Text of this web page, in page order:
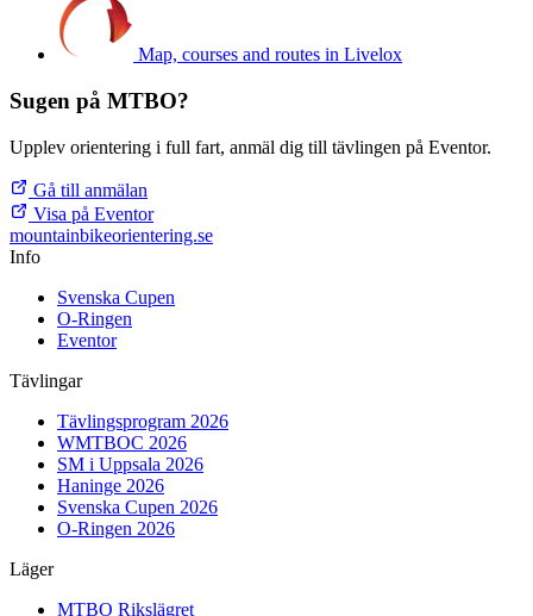
Map, courses and routes in Livelox
Sugen på MTBO?
Upplev orientering i full fart, anmäl dig till tävlingen på Eventor.
Gå till anmälan
Visa på Eventor
mountainbikeorientering.se
Info
Svenska Cupen
O-Ringen
Eventor
Tävlingar
Tävlingsprogram 2026
WMTBOC 2026
SM i Uppsala 2026
Haninge 2026
Svenska Cupen 2026
O-Ringen 2026
Läger
MTBO Rikslägret